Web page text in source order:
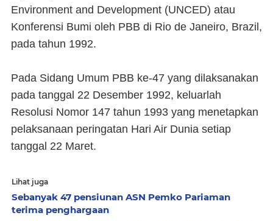
Environment and Development (UNCED) atau
Konferensi Bumi oleh PBB di Rio de Janeiro, Brazil,
pada tahun 1992.
Pada Sidang Umum PBB ke-47 yang dilaksanakan
pada tanggal 22 Desember 1992, keluarlah
Resolusi Nomor 147 tahun 1993 yang menetapkan
pelaksanaan peringatan Hari Air Dunia setiap
tanggal 22 Maret.
Lihat juga
Sebanyak 47 pensiunan ASN Pemko Pariaman
terima penghargaan